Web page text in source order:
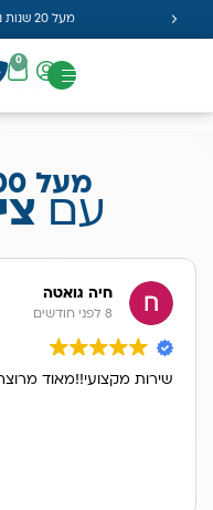
מעל 20 שנות ניסיון בפתרונות מים בריאים
0
מעל 100 חוות דעת
עם
חיה גואטה
8 לפני חודשים
שירות מקצועי!!מאוד